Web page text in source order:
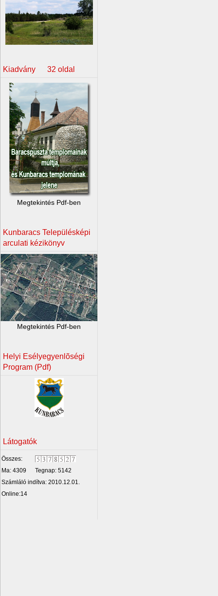
Kiadvány 32 oldal
Megtekintés Pdf-ben
Kunbaracs Településképi
arculati kézikönyv
Megtekintés Pdf-ben
Helyi Esélyegyenlõségi
Program (Pdf)
Látogatók
Összes:
Ma: 4309
Tegnap: 5142
Számláló indítva: 2010.12.01.
Online:14